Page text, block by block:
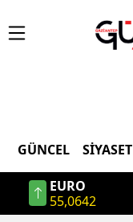
GÜNCEL SIYASET
EURO
55,0642